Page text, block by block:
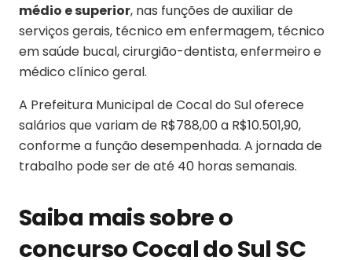
médio e superior, nas funções de auxiliar de
serviços gerais, técnico em enfermagem, técnico
em saúde bucal, cirurgião-dentista, enfermeiro e
médico clínico geral.
A Prefeitura Municipal de Cocal do Sul oferece
salários que variam de R$788,00 a R$10.501,90,
conforme a função desempenhada. A jornada de
trabalho pode ser de até 40 horas semanais.
Saiba mais sobre o
concurso Cocal do Sul SC